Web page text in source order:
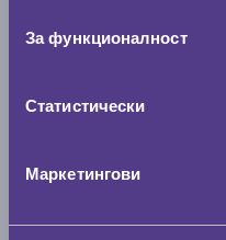
За функционалност
Статистически
Маркетингови